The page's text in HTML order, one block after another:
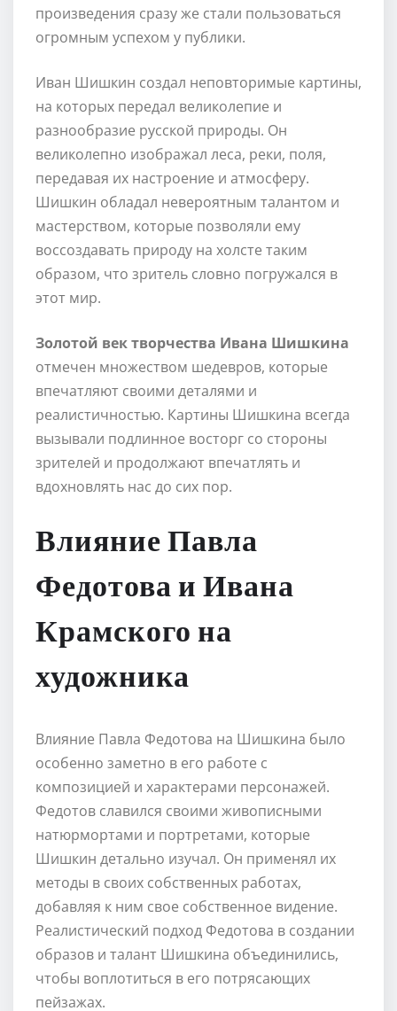
произведения сразу же стали пользоваться
огромным успехом у публики.
Иван Шишкин создал неповторимые картины,
на которых передал великолепие и
разнообразие русской природы. Он
великолепно изображал леса, реки, поля,
передавая их настроение и атмосферу.
Шишкин обладал невероятным талантом и
мастерством, которые позволяли ему
воссоздавать природу на холсте таким
образом, что зритель словно погружался в
этот мир.
Золотой век творчества Ивана Шишкина
отмечен множеством шедевров, которые
впечатляют своими деталями и
реалистичностью. Картины Шишкина всегда
вызывали подлинное восторг со стороны
зрителей и продолжают впечатлять и
вдохновлять нас до сих пор.
Влияние Павла
Федотова и Ивана
Крамского на
художника
Влияние Павла Федотова на Шишкина было
особенно заметно в его работе с
композицией и характерами персонажей.
Федотов славился своими живописными
натюрмортами и портретами, которые
Шишкин детально изучал. Он применял их
методы в своих собственных работах,
добавляя к ним свое собственное видение.
Реалистический подход Федотова в создании
образов и талант Шишкина объединились,
чтобы воплотиться в его потрясающих
пейзажах.